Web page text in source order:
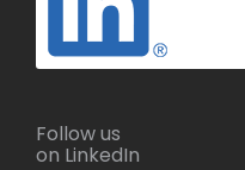
Follow us
on LinkedIn